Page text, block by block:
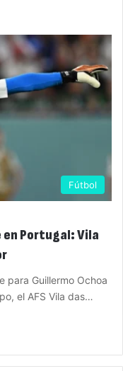
Fútbol
en Portugal: Vila
para Guillermo Ochoa
el AFS Vila das…